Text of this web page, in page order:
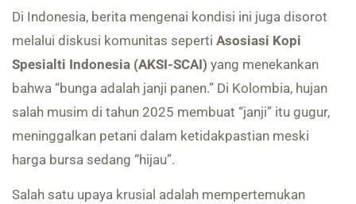
Di Indonesia, berita mengenai kondisi ini juga disorot
melalui diskusi komunitas seperti Asosiasi Kopi
Spesialti Indonesia (AKSI-SCAI) yang menekankan
bahwa “bunga adalah janji panen.” Di Kolombia, hujan
salah musim di tahun 2025 membuat “janji” itu gugur,
meninggalkan petani dalam ketidakpastian meski
harga bursa sedang “hijau”.
Salah satu upaya krusial adalah mempertemukan